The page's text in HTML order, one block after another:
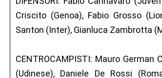
Criscito (Genoa), Fabio Grosso
Santon (Inter), Gianluca Zambrotta
CENTROCAMPISTI: Mauro
(Udinese), Daniele De Rossi